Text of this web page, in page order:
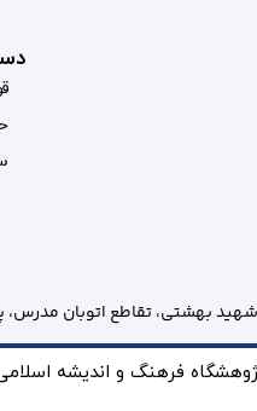
بهشتی، تقاطع اتوبان مدرس،
فرهنگ و انديشه اسلامی